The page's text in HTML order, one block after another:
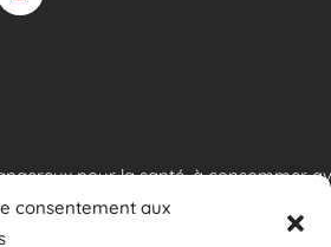
consentement aux
pour la santé, à consommer